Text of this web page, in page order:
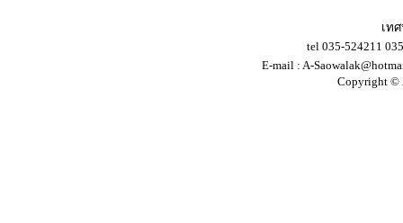
เท
tel 035-524211
E-mail : A-
Copyright ©